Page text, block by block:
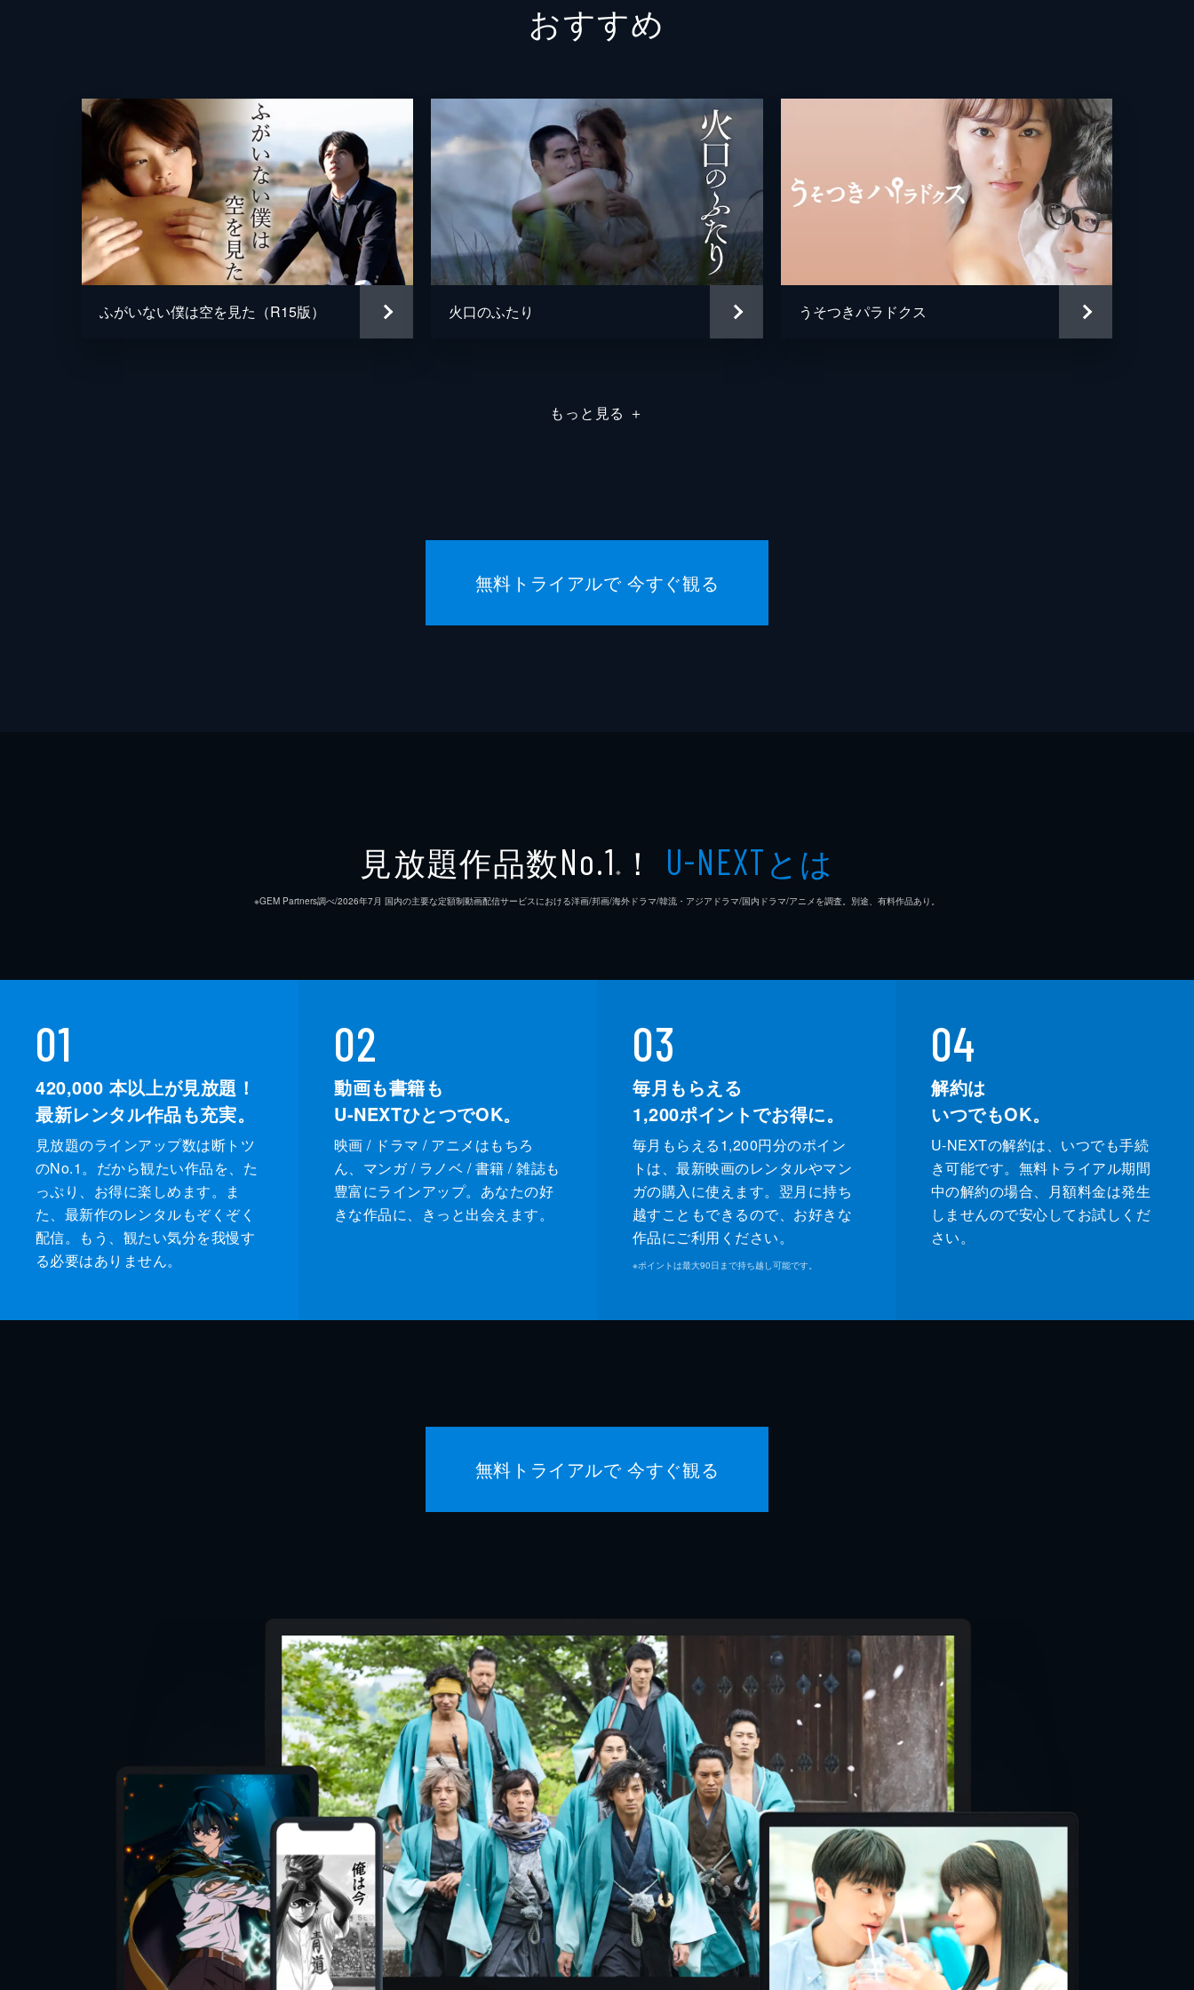
おすすめ
ふがいない僕は空を見た（R15版） 火口のふたり うそつきパラドクス
もっと見る ＋
無料トライアルで 今すぐ観る
見放題作品数No.1 ※ ！ U-NEXTとは
※GEM Partners調べ/2026年7⽉ 国内の主要な定額制動画配信サービスにおける洋画/邦画/海外ドラマ/韓流・アジアドラマ/国内ドラマ/アニメを調査。別途、有料作品あり。
01
420,000 本以上が見放題！
最新レンタル作品も充実。
見放題のラインアップ数は断トツ
のNo.1。だから観たい作品を、た
っぷり、お得に楽しめます。ま
た、最新作のレンタルもぞくぞく
配信。もう、観たい気分を我慢す
る必要はありません。
02
動画も書籍も
U-NEXTひとつでOK。
映画 / ドラマ / アニメはもちろ
ん、マンガ / ラノベ / 書籍 / 雑誌も
豊富にラインアップ。あなたの好
きな作品に、きっと出会えます。
03
毎月もらえる
1,200ポイントでお得に。
毎月もらえる1,200円分のポイン
トは、最新映画のレンタルやマン
ガの購入に使えます。翌月に持ち
越すこともできるので、お好きな
作品にご利用ください。
※ポイントは最大90日まで持ち越し可能です。
04
解約は
いつでもOK。
U-NEXTの解約は、いつでも手続
き可能です。無料トライアル期間
中の解約の場合、月額料金は発生
しませんので安心してお試しくだ
さい。
無料トライアルで 今すぐ観る